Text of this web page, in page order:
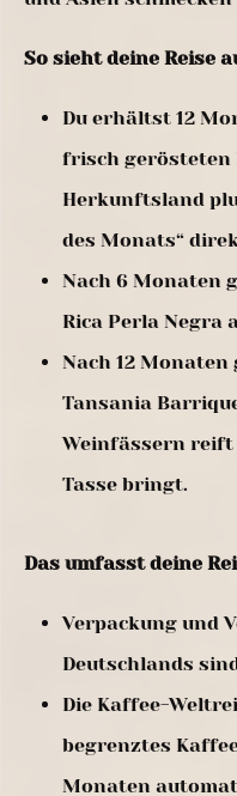
So sieht deine Reise
Du erhältst 12
frisch gerösteten
Herkunftsland
des Monats“
Nach 6 Monaten
Rica Perla Negra
Nach 12
Tansania
Weinfässern reift
Tasse bringt.
Das umfasst deine
Verpackung und
Deutschlands
Die Kaffee-
begrenztes
Monaten